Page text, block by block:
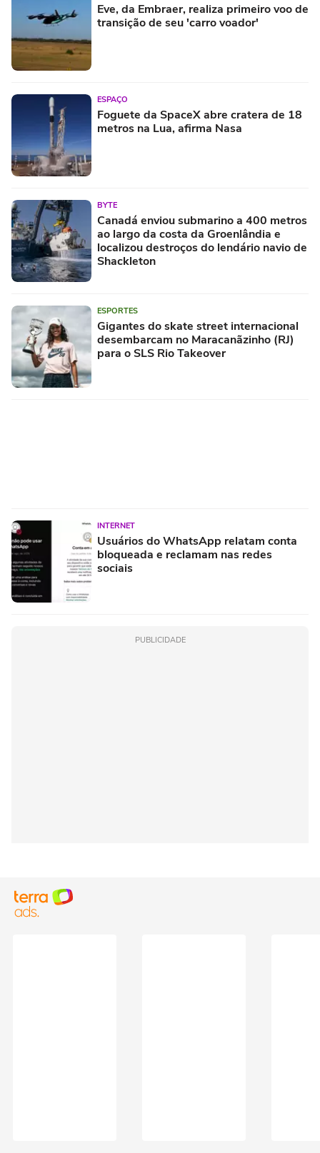
Eve, da Embraer, realiza primeiro voo de
transição de seu 'carro voador'
ESPAÇO
Foguete da SpaceX abre cratera de 18
metros na Lua, afirma Nasa
BYTE
Canadá enviou submarino a 400 metros
ao largo da costa da Groenlândia e
localizou destroços do lendário navio de
Shackleton
ESPORTES
Gigantes do skate street internacional
desembarcam no Maracanãzinho (RJ)
para o SLS Rio Takeover
INTERNET
Usuários do WhatsApp relatam conta
bloqueada e reclamam nas redes
sociais
PUBLICIDADE